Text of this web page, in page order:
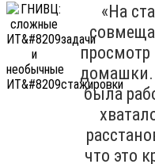
«На
домашки.
была
что это